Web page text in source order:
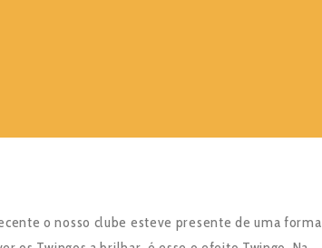
o nosso clube esteve presente de uma forma